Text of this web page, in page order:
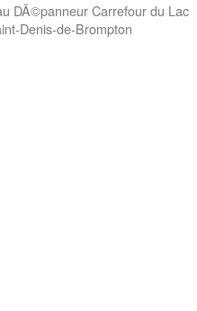
DÃ©panneur Carrefour du Lac
Denis-de-Brompton